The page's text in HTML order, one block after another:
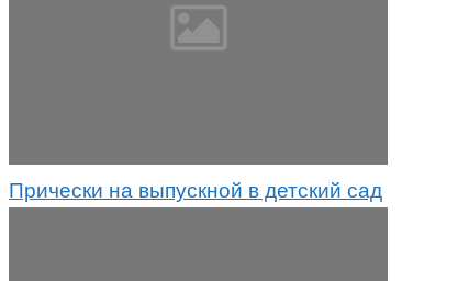
Прически на выпускной в детский сад